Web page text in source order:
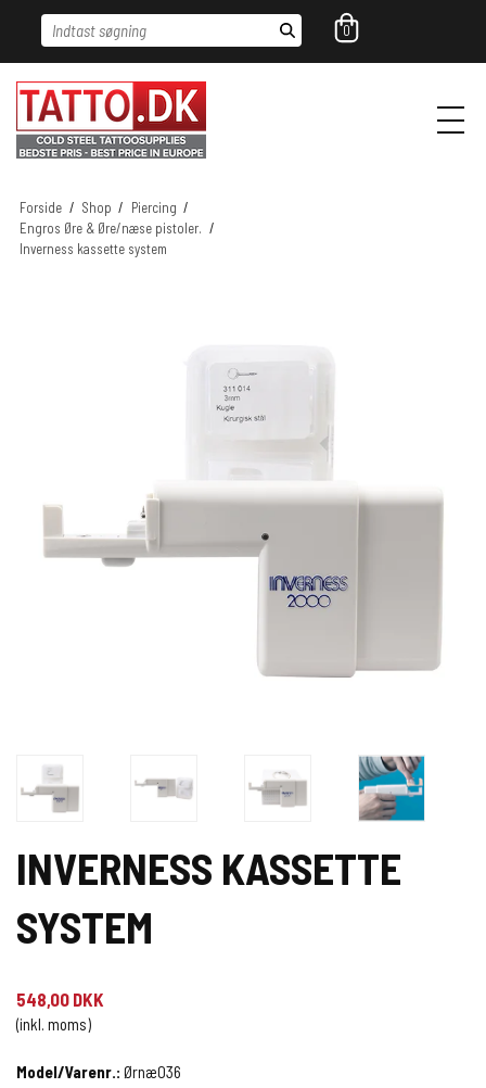
Indtast søgning 0
Forside / Shop / Piercing /
Engros Øre & Øre/næse pistoler. /
Inverness kassette system
INVERNESS KASSETTE
SYSTEM
548,00 DKK
(inkl. moms)
Model/Varenr.: Ørnæ036